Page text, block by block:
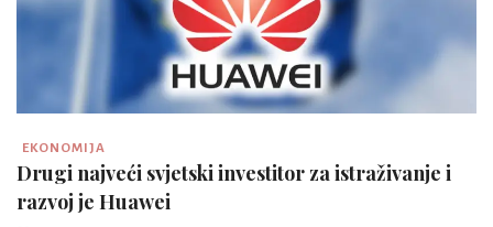
EKONOMIJA
Drugi najveći svjetski investitor za istraživanje i
razvoj je Huawei